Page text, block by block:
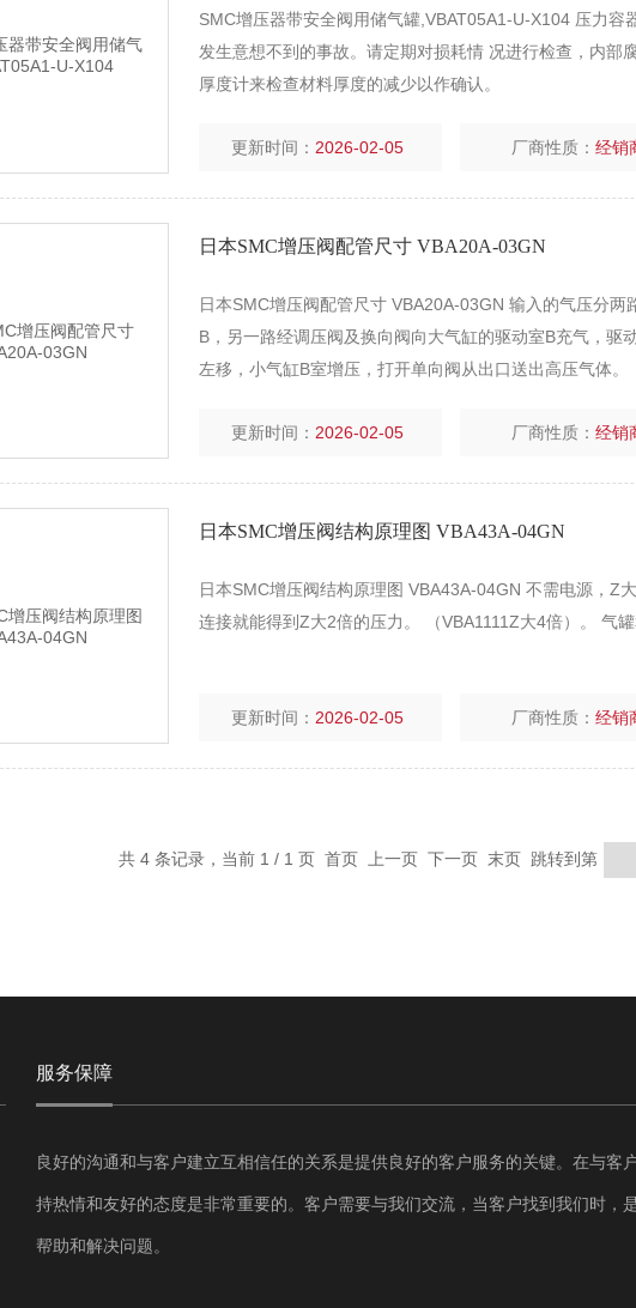
SMC增压器带安全阀用储气罐,VBAT05A1-U-X104 压力
发生意想不到的事故。请定期对损耗情 况进行检查，内部
厚度计来检查材料厚度的减少以作确认。
更新时间： 2026-02-05 厂商性质：经销
日本SMC增压阀配管尺寸 VBA20A-03GN
日本SMC增压阀配管尺寸 VBA20A-03GN 输入的气压分
B，另一路经调压阀及换向阀向大气缸的驱动室B充气，驱
左移，小气缸B室增压，打开单向阀从出口送出高压气体。
更新时间： 2026-02-05 厂商性质：经销
日本SMC增压阀结构原理图 VBA43A-04GN
日本SMC增压阀结构原理图 VBA43A-04GN 不需电源，Z
连接就能得到Z大2倍的压力。 （VBA1111Z大4倍）。 气
更新时间： 2026-02-05 厂商性质：经销
共 4 条记录，当前 1 / 1 页 首页 上一页 下一页 末页 跳转到第
服务保障
良好的沟通和与客户建立互相信任的关系是提供良好的客户服务的关键。在与客
持热情和友好的态度是非常重要的。客户需要与我们交流，当客户找到我们时，
帮助和解决问题。